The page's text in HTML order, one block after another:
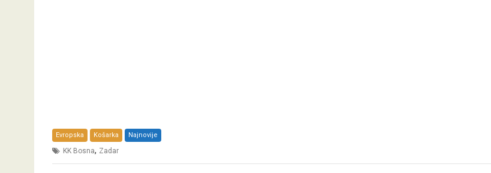
Evropska Košarka Najnovije
KK Bosna, Zadar